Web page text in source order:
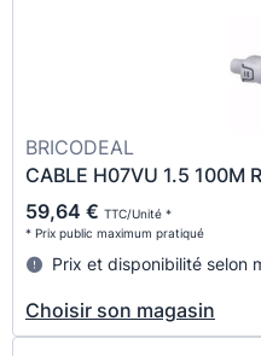
BRICODEAL
CABLE H07VU 1.5 100M
59,64 € TTC/Unité *
* Prix public maximum pratiqué
Prix et disponibilité selon
Choisir son magasin